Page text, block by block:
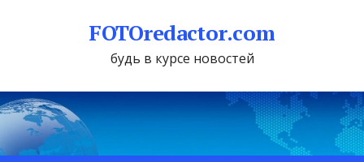
FOTOredactor.com
будь в курсе новостей